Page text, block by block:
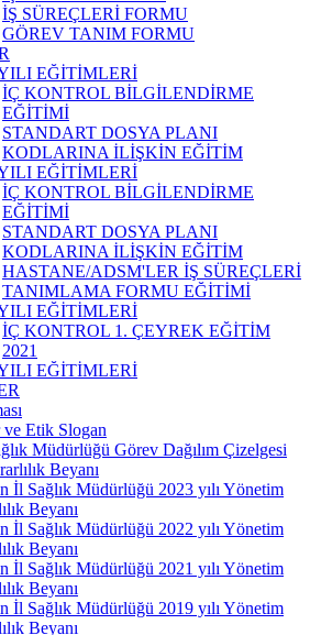
İŞ SÜREÇLERİ FORMU
GÖREV TANIM FORMU
EĞİTİMLERİ
İÇ KONTROL BİLGİLENDİRME
EĞİTİMİ
STANDART DOSYA PLANI
KODLARINA İLİŞKİN EĞİTİM
EĞİTİMLERİ
İÇ KONTROL BİLGİLENDİRME
EĞİTİMİ
STANDART DOSYA PLANI
KODLARINA İLİŞKİN EĞİTİM
HASTANE/ADSM'LER İŞ SÜREÇLERİ
TANIMLAMA FORMU EĞİTİMİ
EĞİTİMLERİ
İÇ KONTROL 1. ÇEYREK EĞİTİM
2021
EĞİTİMLERİ
Etik Slogan
Müdürlüğü Görev Dağılım Çizelgesi
Beyanı
İl Sağlık Müdürlüğü 2023 yılı Yönetim
Beyanı
İl Sağlık Müdürlüğü 2022 yılı Yönetim
Beyanı
İl Sağlık Müdürlüğü 2021 yılı Yönetim
Beyanı
İl Sağlık Müdürlüğü 2019 yılı Yönetim
Beyanı